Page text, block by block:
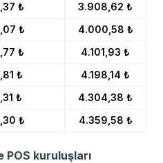
₺
3.908,62 ₺
₺
4.000,58 ₺
₺
4.101,93 ₺
₺
4.198,14 ₺
₺
4.304,38 ₺
₺ 4.359,58 ₺
POS kuruluşları